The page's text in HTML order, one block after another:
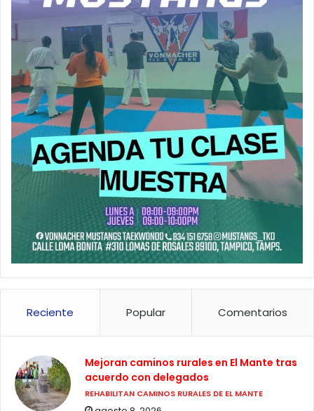
Reciente Popular Comentarios
Mejoran caminos rurales en El Mante tras
acuerdo con delegados
REHABILITAN CAMINOS RURALES DE EL MANTE